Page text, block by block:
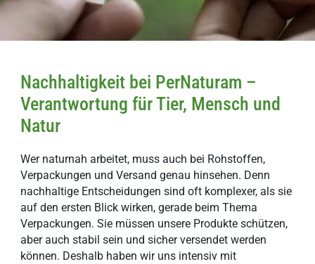
Nachhaltigkeit bei PerNaturam –
Verantwortung für Tier, Mensch und
Natur
Wer naturnah arbeitet, muss auch bei Rohstoffen,
Verpackungen und Versand genau hinsehen. Denn
nachhaltige Entscheidungen sind oft komplexer, als sie
auf den ersten Blick wirken, gerade beim Thema
Verpackungen. Sie müssen unsere Produkte schützen,
aber auch stabil sein und sicher versendet werden
können. Deshalb haben wir uns intensiv mit